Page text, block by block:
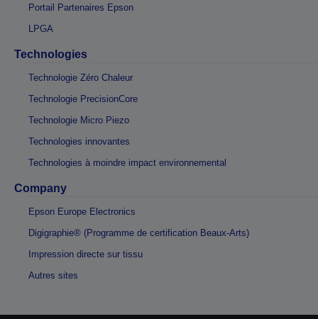
Portail Partenaires Epson
LPGA
Technologies
Technologie Zéro Chaleur
Technologie PrecisionCore
Technologie Micro Piezo
Technologies innovantes
Technologies à moindre impact environnemental
Company
Epson Europe Electronics
Digigraphie® (Programme de certification Beaux-Arts)
Impression directe sur tissu
Autres sites